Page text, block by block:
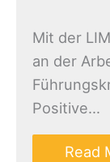
Mit der
an der
Positive…
Read